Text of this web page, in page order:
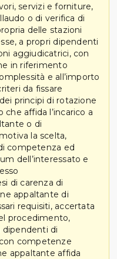
servizi e forniture,
o di verifica di
delle stazioni
a propri dipendenti
aggiudicatrici, con
in riferimento
e all’importo
da fissare
principi di rotazione
affida l’incarico a
o di
la scelta,
competenza ed
dell’interessato e
di carenza di
appaltante di
requisiti, accertata
procedimento,
dipendenti di
competenze
appaltante affida